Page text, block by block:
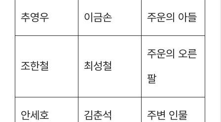
추영우 이금손 주운의 아들
조한철 최성철
주운의 오른
팔
안세호 김춘석 주변 인물